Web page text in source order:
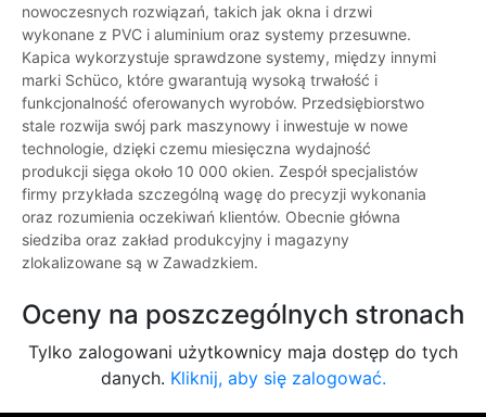
nowoczesnych rozwiązań, takich jak okna i drzwi
wykonane z PVC i aluminium oraz systemy przesuwne.
Kapica wykorzystuje sprawdzone systemy, między innymi
marki Schüco, które gwarantują wysoką trwałość i
funkcjonalność oferowanych wyrobów. Przedsiębiorstwo
stale rozwija swój park maszynowy i inwestuje w nowe
technologie, dzięki czemu miesięczna wydajność
produkcji sięga około 10 000 okien. Zespół specjalistów
firmy przykłada szczególną wagę do precyzji wykonania
oraz rozumienia oczekiwań klientów. Obecnie główna
siedziba oraz zakład produkcyjny i magazyny
zlokalizowane są w Zawadzkiem.
Oceny na poszczególnych stronach
Tylko zalogowani użytkownicy maja dostęp do tych
danych. Kliknij, aby się zalogować.